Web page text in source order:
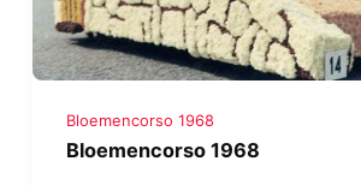
Bloemencorso 1968
Bloemencorso 1968